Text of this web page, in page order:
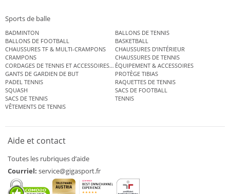
Sports de balle
BADMINTON
BALLONS DE TENNIS
BALLONS DE FOOTBALL
BASKETBALL
CHAUSSURES TF & MULTI-CRAMPONS
CHAUSSURES D’INTÉRIEUR
CRAMPONS
CHAUSSURES DE TENNIS
CORDAGES DE TENNIS ET ACCESSOIRES DE TENNISÉQUIPEMENT & ACCESSOIRES
GANTS DE GARDIEN DE BUT
PROTÈGE TIBIAS
PADEL TENNIS
RAQUETTES DE TENNIS
SQUASH
SACS DE FOOTBALL
SACS DE TENNIS
TENNIS
VÊTEMENTS DE TENNIS
Aide et contact
Toutes les rubriques d’aide
Courriel: service@gigasport.fr